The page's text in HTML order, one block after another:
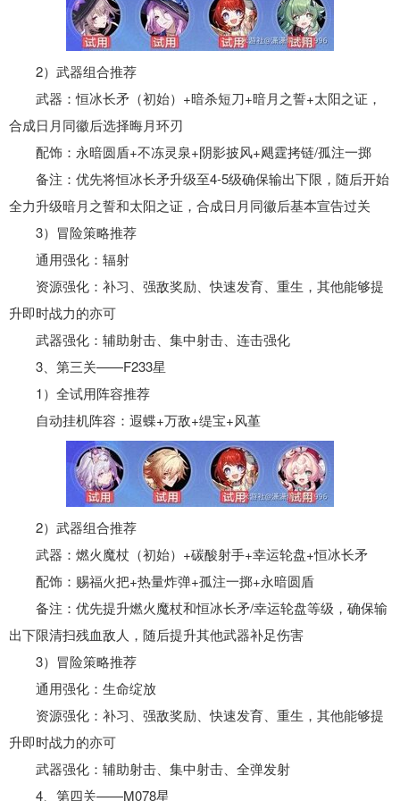
2）武器组合推荐
武器：恒冰长矛（初始）+暗杀短刀+暗月之誓+太阳之证，
合成日月同徽后选择晦月环刃
配饰：永暗圆盾+不冻灵泉+阴影披风+飓霆拷链/孤注一掷
备注：优先将恒冰长矛升级至4-5级确保输出下限，随后开始
全力升级暗月之誓和太阳之证，合成日月同徽后基本宣告过关
3）冒险策略推荐
通用强化：辐射
资源强化：补习、强敌奖励、快速发育、重生，其他能够提
升即时战力的亦可
武器强化：辅助射击、集中射击、连击强化
3、第三关——F233星
1）全试用阵容推荐
自动挂机阵容：遐蝶+万敌+缇宝+风堇
2）武器组合推荐
武器：燃火魔杖（初始）+碳酸射手+幸运轮盘+恒冰长矛
配饰：赐福火把+热量炸弹+孤注一掷+永暗圆盾
备注：优先提升燃火魔杖和恒冰长矛/幸运轮盘等级，确保输
出下限清扫残血敌人，随后提升其他武器补足伤害
3）冒险策略推荐
通用强化：生命绽放
资源强化：补习、强敌奖励、快速发育、重生，其他能够提
升即时战力的亦可
武器强化：辅助射击、集中射击、全弹发射
4、第四关——M078星